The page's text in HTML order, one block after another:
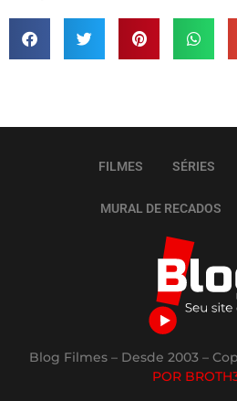
FILMES SÉRIES
MURAL DE RECADOS
Blog Filmes – Desde 2003 –
POR